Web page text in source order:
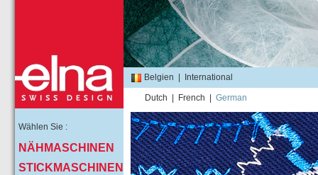
Belgien International
Dutch French German
Wählen Sie :
NÄHMASCHINEN
STICKMASCHINEN